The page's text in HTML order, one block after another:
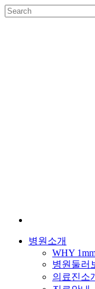
Skip
to
공지사항
눈성형
비절개 쌍
절개 쌍꺼